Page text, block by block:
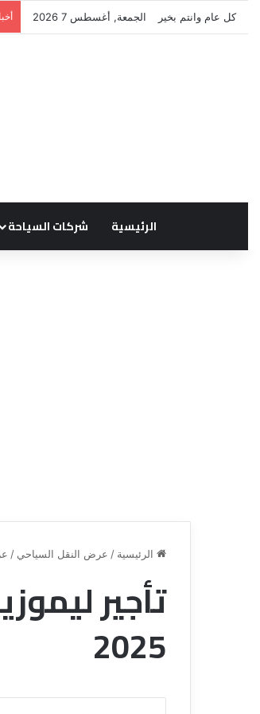
كل عام وانتم بخير الجمعة, أغسطس 7 2026
الرئيسية شركات السياحة
الرئيسية / عرض النقل السياحي /
2025
ن
س